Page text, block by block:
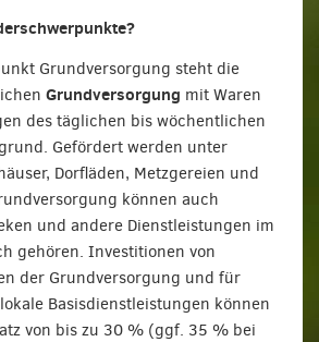
Grundversorgung steht die
Grundversorgung mit Waren
des täglichen bis wöchentlichen
Gefördert werden unter
Dorfläden, Metzgereien und
können auch
und andere Dienstleistungen im
gehören. Investitionen von
der Grundversorgung und für
Basisdienstleistungen können
von bis zu 30 % (ggf. 35 % bei